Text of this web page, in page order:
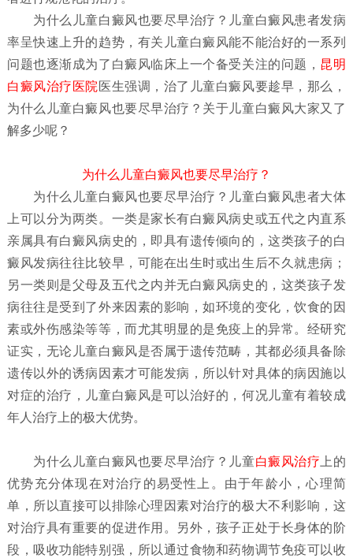
为什么儿童白癜风也要尽早治疗？ 儿童白癜风患者发病
率呈快速上升的趋势，有关儿童白癜风能不能治好的一系列
问题也逐渐成为了白癜风临床上一个备受关注的问题， 昆明
白癜风治疗医院 医生强调，治了儿童白癜风要趁早，那么，
为什么儿童白癜风也要尽早治疗？关于儿童白癜风大家又了
解多少呢？
为什么儿童白癜风也要尽早治疗？
为什么儿童白癜风也要尽早治疗？ 儿童白癜风患者大体
上可以分为两类。一类是家长有白癜风病史或五代之内直系
亲属具有白癜风病史的，即具有遗传倾向的，这类孩子的白
癜风发病往往比较早，可能在出生时或出生后不久就患病；
另一类则是父母及五代之内并无白癜风病史的，这类孩子发
病往往是受到了外来因素的影响，如环境的变化，饮食的因
素或外伤感染等等，而尤其明显的是免疫上的异常。经研究
证实，无论儿童白癜风是否属于遗传范畴，其都必须具备除
遗传以外的诱病因素才可能发病，所以针对具体的病因施以
对症的治疗，儿童白癜风是可以治好的，何况儿童有着较成
年人治疗上的极大优势。
为什么儿童白癜风也要尽早治疗？ 儿童白癜风治疗 上的
优势充分体现在对治疗的易受性上。由于年龄小，心理简
单，所以直接可以排除心理因素对治疗的极大不利影响，这
对治疗具有重要的促进作用。另外，孩子正处于长身体的阶
段，吸收功能特别强，所以通过食物和药物调节免疫可以收